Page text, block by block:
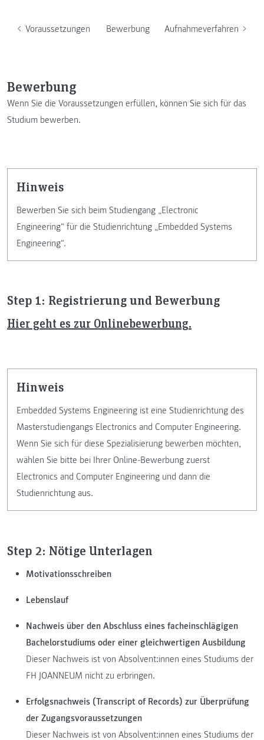
Voraussetzungen Bewerbung Aufnahmeverfahren
Bewerbung
Wenn Sie die Voraussetzungen erfüllen, können Sie sich für das
Studium bewerben.
Hinweis
Bewerben Sie sich beim Studiengang „Electronic
Engineering“ für die Studienrichtung „Embedded Systems
Engineering“.
Step 1: Registrierung und Bewerbung
Hier geht es zur Onlinebewerbung.
Hinweis
Embedded Systems Engineering ist eine Studienrichtung des
Masterstudiengangs Electronics and Computer Engineering.
Wenn Sie sich für diese Spezialisierung bewerben möchten,
wählen Sie bitte bei Ihrer Online-Bewerbung zuerst
Electronics and Computer Engineering und dann die
Studienrichtung aus.
Step 2: Nötige Unterlagen
Motivationsschreiben
Lebenslauf
Nachweis über den Abschluss eines facheinschlägigen
Bachelorstudiums oder einer gleichwertigen Ausbildung
Dieser Nachweis ist von Absolvent:innen eines Studiums der
FH JOANNEUM nicht zu erbringen.
Erfolgsnachweis (Transcript of Records) zur Überprüfung
der Zugangsvoraussetzungen
Dieser Nachweis ist von Absolvent:innen eines Studiums der